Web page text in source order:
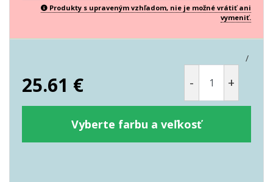
Produkty s upraveným vzhľadom, nie je možné vrátiť ani
vymeniť.
/
25.61 € - +
Vyberte farbu a veľkosť